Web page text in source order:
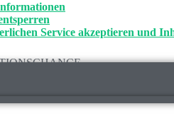
Service akzeptieren und